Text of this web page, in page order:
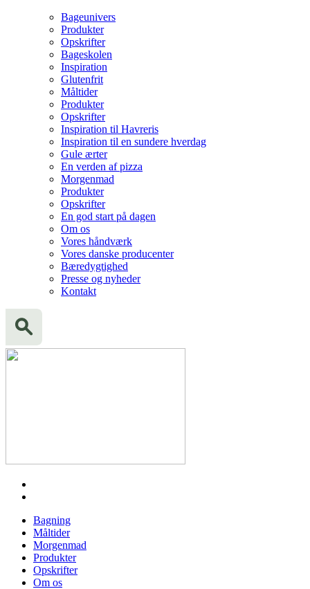
Bageunivers
Produkter
Opskrifter
Bageskolen
Inspiration
Glutenfrit
Måltider
Produkter
Opskrifter
Inspiration til Havreris
Inspiration til en sundere hverdag
Gule ærter
En verden af pizza
Morgenmad
Produkter
Opskrifter
En god start på dagen
Om os
Vores håndværk
Vores danske producenter
Bæredygtighed
Presse og nyheder
Kontakt
Bagning
Måltider
Morgenmad
Produkter
Opskrifter
Om os